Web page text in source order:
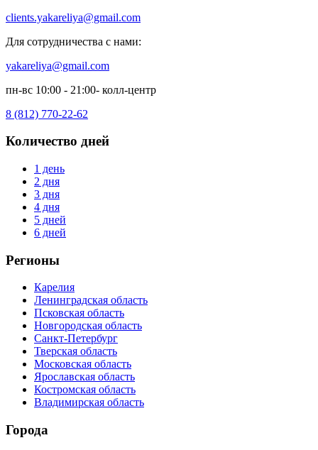
clients.yakareliya@gmail.com
Для сотрудничества с нами:
yakareliya@gmail.com
пн-вс 10:00 - 21:00- колл-центр
8 (812) 770-22-62
Количество дней
1 день
2 дня
3 дня
4 дня
5 дней
6 дней
Регионы
Карелия
Ленинградская область
Псковская область
Новгородская область
Санкт-Петербург
Тверская область
Московская область
Ярославская область
Костромская область
Владимирская область
Города